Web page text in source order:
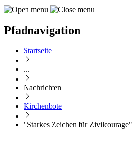
Pfadnavigation
Startseite
...
Nachrichten
Kirchenbote
"Starkes Zeichen für Zivilcourage"